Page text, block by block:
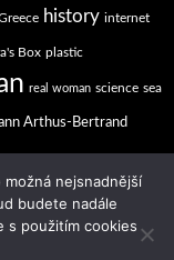
history internet
Box plastic
real woman science sea
Arthus-Bertrand
nejsnadnější
budete nadále
s použitím cookies